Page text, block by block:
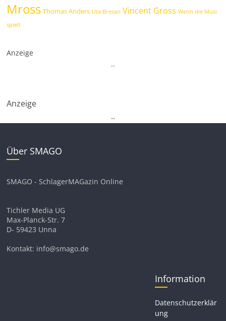
Mross Thomas Anders Uta Bresan Vincent Gross Wenn die Musi
spielt
Anzeige
..
Anzeige
..
Über SMAGO
SMAGO - SchlagerMAGazin Online
Tichler Media UG
Max-Planck-Str. 7
D- 59423 Unna
Kontakt: info@smago.de
Information
Datenschutzerklär
ung